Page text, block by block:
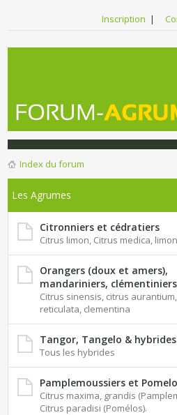
Inscription |
Index du forum
Les Agrumes
Citronniers et cédratiers
Citrus limon, Citrus medica,
Orangers (doux et amers),
mandariniers, clémentiniers
Citrus sinensis, citrus
reticulata, clementina
Tangor, Tangelo & hybrides
Tous les hybrides
Pamplemoussiers et
Citrus maxima, grandis
Citrus paradisi (Pomélos).